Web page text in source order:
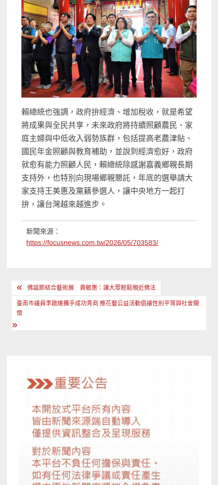
賴總統也強調，政府拚經濟、增加稅收，就是希望
將成果與全民共享，未來政府將持續照顧農民、家
庭主婦與中低收入弱勢族群，包括提高老農津貼、
國民年金照顧與教育補助，並說到經濟愈好，政府
就愈有能力照顧人民，賴總統除感謝嘉義鄉親長期
支持外，也特別向現場鄉親懇託，年底的選舉請大
家支持王美惠及黨籍參選人，讓中央地方一起打
拚，讓台灣越來越進步。
新聞來源：
https://focusnews.com.tw/2026/05/703583/
文
章
導
佛誕節結合藝術展 黃敏惠：讓大眾輕鬆親近佛法
臺南市議員李啟維攜手成功青商 推花藝公益活動倡議性別平等與社會關
懷